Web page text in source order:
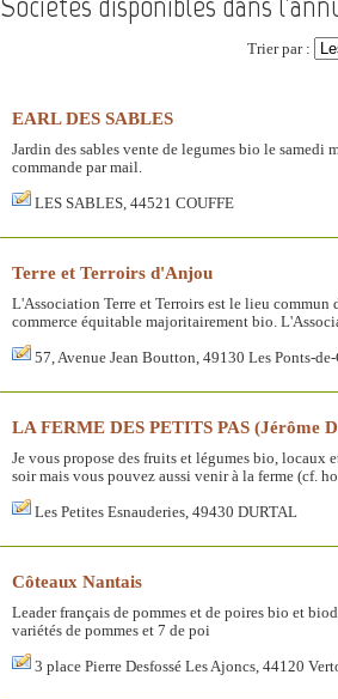
Trier par :
EARL DES SABLES
Jardin des sables vente de legumes bio le
commande par mail.
LES SABLES, 44521 COUFFE
Terre et Terroirs d'Anjou
L'Association Terre et Terroirs est le lieu
commerce équitable majoritairement bio.
57, Avenue Jean Boutton, 49130 Les Ponts-de-
LA FERME DES PETITS PAS (Jérôme
Je vous propose des fruits et légumes bio, locaux
soir mais vous pouvez aussi venir à la ferme (cf.
Les Petites Esnauderies, 49430 DURTAL
Côteaux Nantais
Leader français de pommes et de poires bio et
variétés de pommes et 7 de poi
3 place Pierre Desfossé Les Ajoncs, 44120